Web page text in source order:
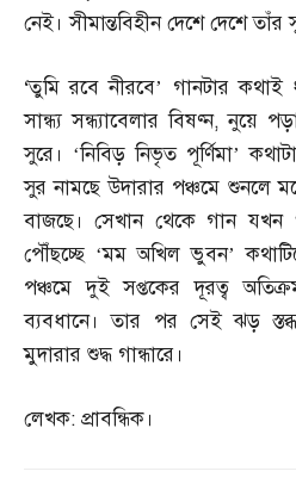
নেই। সীমান্তবিহীন দেশে দেশে তাঁর
‘তুমি রবে নীরবে’ গানটার
সান্ধ্য সন্ধ্যাবেলার বিষণ্ন,নুয়ে
সুরে। ‘নিবিড় নিভৃত পূর্ণিমা’
সুর নামছে উদারার পঞ্চমে শুনলে
বাজছে। সেখান থেকে গান যখন
পৌঁছচ্ছে ‘মম অখিল ভুবন’
পঞ্চমে দুই সপ্তকের দূরত্ব
ব্যবধানে। তার পর সেই ঝড়
মুদারার শুদ্ধ গান্ধারে।
লেখক: প্রাবন্ধিক।